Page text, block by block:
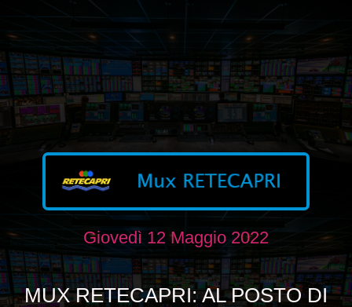
Giovedì 12 Maggio 2022
MUX RETECAPRI: AL POSTO DI